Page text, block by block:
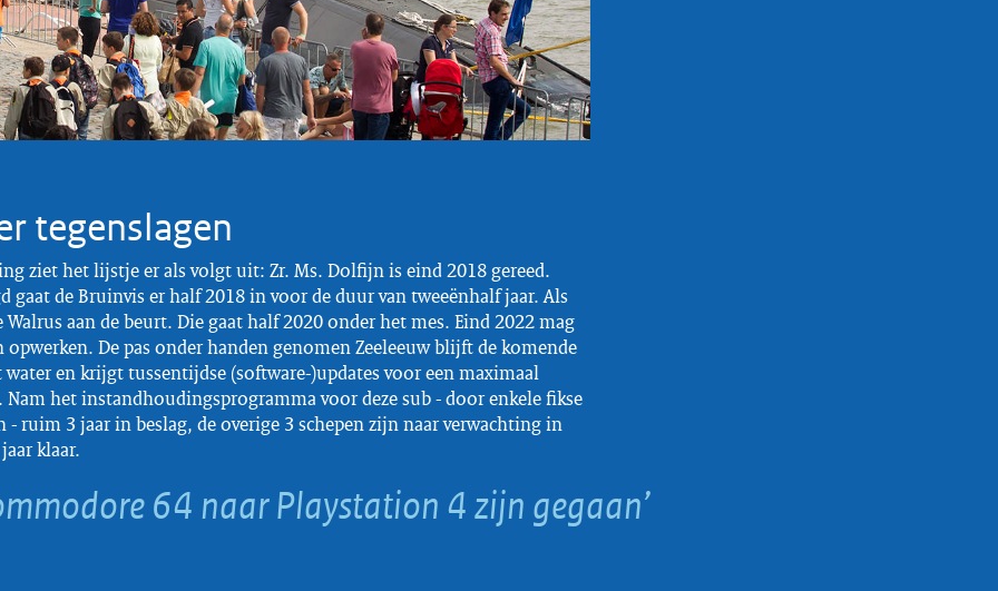
tegenslagen
ziet het lijstje er als volgt uit: Zr. Ms. Dolfijn is eind 2018 gereed.
gaat de Bruinvis er half 2018 in voor de duur van tweeënhalf jaar. Als
Walrus aan de beurt. Die gaat half 2020 onder het mes. Eind 2022 mag
opwerken. De pas onder handen genomen Zeeleeuw blijft de komende
en krijgt tussentijdse (software-)updates voor een maximaal
Nam het instandhoudingsprogramma voor deze sub - door enkele fikse
- ruim 3 jaar in beslag, de overige 3 schepen zijn naar verwachting in
klaar.
64 naar Playstation 4 zijn gegaan’